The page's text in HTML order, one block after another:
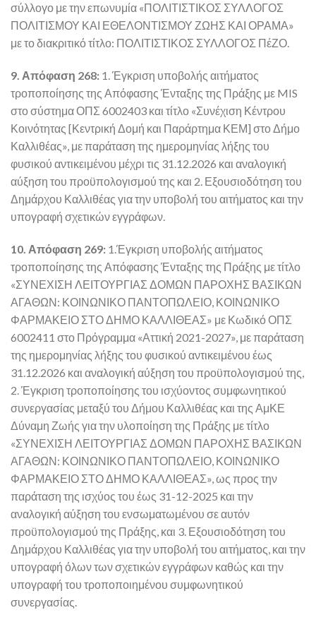
σύλλογο με την επωνυμία «ΠΟΛΙΤΙΣΤΙΚΟΣ ΣΥΛΛΟΓΟΣ
ΠΟΛΙΤΙΣΜΟΥ ΚΑΙ ΕΘΕΛΟΝΤΙΣΜΟΥ ΖΩΗΣ ΚΑΙ ΟΡΑΜΑ»
με το διακριτικό τίτλο: ΠΟΛΙΤΙΣΤΙΚΟΣ ΣΥΛΛΟΓΟΣ ΠέΖΟ.
9. Απόφαση 268: 1. Έγκριση υποβολής αιτήματος
τροποποίησης της Απόφασης Ένταξης της Πράξης με MIS
στο σύστημα ΟΠΣ 6002403 και τίτλο «Συνέχιση Κέντρου
Κοινότητας [Κεντρική Δομή και Παράρτημα ΚΕΜ] στο Δήμο
Καλλιθέας», με παράταση της ημερομηνίας λήξης του
φυσικού αντικειμένου μέχρι τις 31.12.2026 και αναλογική
αύξηση του προϋπολογισμού της και 2. Εξουσιοδότηση του
Δημάρχου Καλλιθέας για την υποβολή του αιτήματος και την
υπογραφή σχετικών εγγράφων.
10. Απόφαση 269: 1.Έγκριση υποβολής αιτήματος
τροποποίησης της Απόφασης Ένταξης της Πράξης με τίτλο
«ΣΥΝΕΧΙΣΗ ΛΕΙΤΟΥΡΓΙΑΣ ΔΟΜΩΝ ΠΑΡΟΧΗΣ ΒΑΣΙΚΩΝ
ΑΓΑΘΩΝ: ΚΟΙΝΩΝΙΚΟ ΠΑΝΤΟΠΩΛΕΙΟ, ΚΟΙΝΩΝΙΚΟ
ΦΑΡΜΑΚΕΙΟ ΣΤΟ ΔΗΜΟ ΚΑΛΛΙΘΕΑΣ» με Κωδικό ΟΠΣ
6002411 στο Πρόγραμμα «Αττική 2021-2027», με παράταση
της ημερομηνίας λήξης του φυσικού αντικειμένου έως
31.12.2026 και αναλογική αύξηση του προϋπολογισμού της,
2. Έγκριση τροποποίησης του ισχύοντος συμφωνητικού
συνεργασίας μεταξύ του Δήμου Καλλιθέας και της ΑμΚΕ
Δύναμη Ζωής για την υλοποίηση της Πράξης με τίτλο
«ΣΥΝΕΧΙΣΗ ΛΕΙΤΟΥΡΓΙΑΣ ΔΟΜΩΝ ΠΑΡΟΧΗΣ ΒΑΣΙΚΩΝ
ΑΓΑΘΩΝ: ΚΟΙΝΩΝΙΚΟ ΠΑΝΤΟΠΩΛΕΙΟ, ΚΟΙΝΩΝΙΚΟ
ΦΑΡΜΑΚΕΙΟ ΣΤΟ ΔΗΜΟ ΚΑΛΛΙΘΕΑΣ», ως προς την
παράταση της ισχύος του έως 31-12-2025 και την
αναλογική αύξηση του ενσωματωμένου σε αυτόν
προϋπολογισμού της Πράξης, και 3. Εξουσιοδότηση του
Δημάρχου Καλλιθέας για την υποβολή του αιτήματος, και την
υπογραφή όλων των σχετικών εγγράφων καθώς και την
υπογραφή του τροποποιημένου συμφωνητικού
συνεργασίας.